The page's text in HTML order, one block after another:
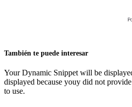
También te puede interesar
Your Dynamic Snippet will be
displayed because youy did not
to use.